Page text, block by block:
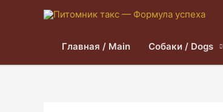
Главная / Main Собаки / Dogs